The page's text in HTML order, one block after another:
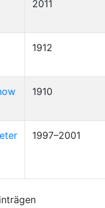
2011
1912
1910
1997–2001